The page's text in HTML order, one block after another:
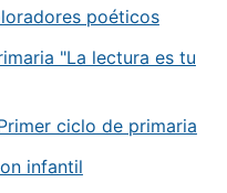
poéticos
"La lectura es tu
ciclo de primaria
infantil